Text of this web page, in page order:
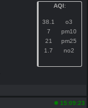
AQI:
38.1
o3
7
pm10
21
pm25
1.7
no2
15:09:23